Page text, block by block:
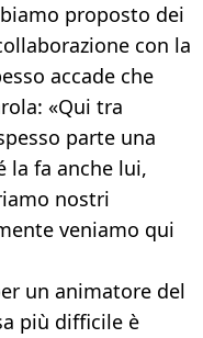
proposto dei
con la
accade che
«Qui tra
parte una
la fa anche lui,
nostri
veniamo qui
un animatore del
più difficile è